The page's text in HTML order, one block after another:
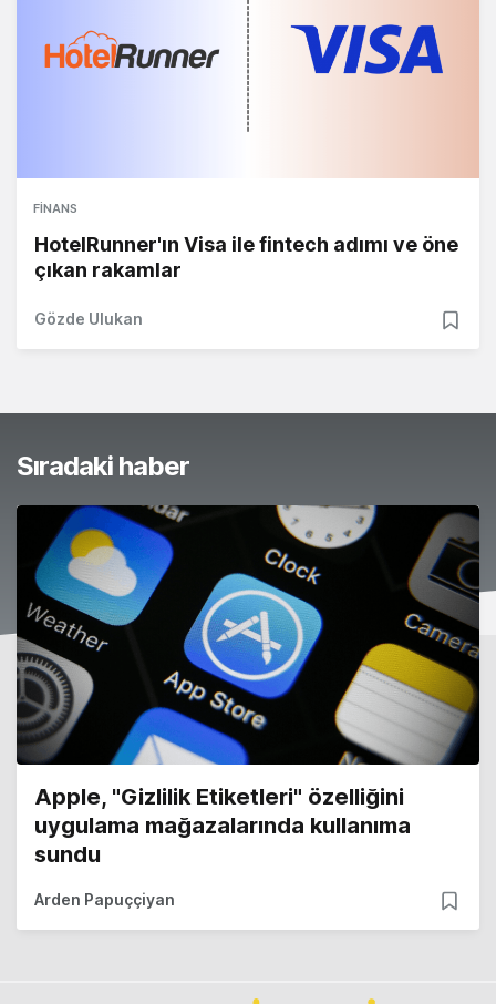
FINANS
HotelRunner'ın Visa ile fintech adımı ve öne
çıkan rakamlar
Gözde Ulukan
Sıradaki haber
Apple, "Gizlilik Etiketleri" özelliğini
uygulama mağazalarında kullanıma
sundu
Arden Papuççiyan